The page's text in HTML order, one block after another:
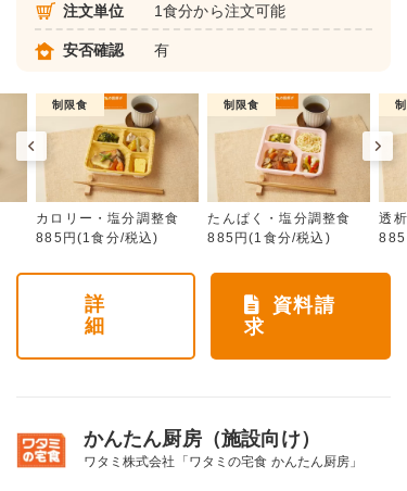
注文単位 1食分から注文可能
安否確認 有
制限食
カロリー・塩分調整食
885円(1食分/税込)
制限食
たんぱく・塩分調整食
885円(1食分/税込)
透析
詳
細
資料請
求
かんたん厨房（施設向け）
ワタミ株式会社「ワタミの宅食 かんたん厨房」